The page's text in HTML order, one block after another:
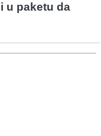
u paketu da